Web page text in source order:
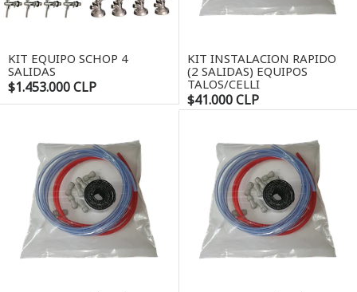
KIT EQUIPO SCHOP 4
SALIDAS
$1.453.000 CLP
KIT INSTALACION RAPIDO
(2 SALIDAS) EQUIPOS
TALOS/CELLI
$41.000 CLP